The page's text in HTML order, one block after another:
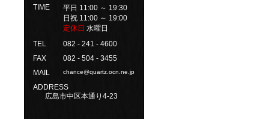
TIME
平日 11:00 ～ 19:30
日祝 11:00 ～ 19:00
定休日 水曜日
TEL
082 - 241 - 4600
FAX
082 - 504 - 3455
MAIL
chance@quartz.ocn.ne.jp
ADDRESS
広島市中区本通り4-23